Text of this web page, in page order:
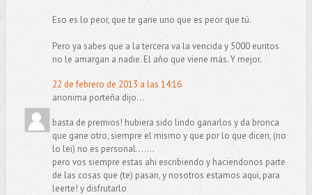
Eso es lo peor, que te gane uno que es peor que tú.
Pero ya sabes que a la tercera va la vencida y 5000 euritos
no le amargan a nadie. El año que viene más. Y mejor.
22 de febrero de 2013 a las 14:16
anonima porteña dijo...
basta de premios! hubiera sido lindo ganarlos y da bronca
que gane otro, siempre el mismo y que por lo que dicen, (no
lo lei) no es personal.......
pero vos siempre estas ahi escribiendo y haciendonos parte
de las cosas que (te) pasan, y nosotros estamos aqui, para
leerte! y disfrutarlo